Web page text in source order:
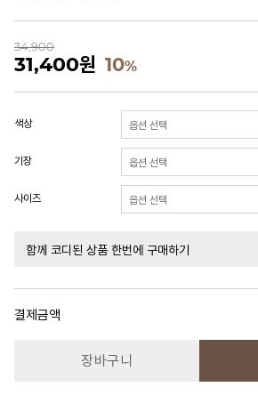
34,900
31,400원 10%
색상
기장
사이즈
함께 코디된 상품 한번에 구매하기
결제금액
장바구니